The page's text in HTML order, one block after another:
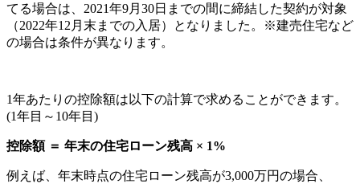
てる場合は、2021年9月30日までの間に締結した契約が対象
（2022年12月末までの入居）となりました。※建売住宅など
の場合は条件が異なります。
1年あたりの控除額は以下の計算で求めることができます。
(1年目～10年目)
控除額 ＝ 年末の住宅ローン残高 × 1%
例えば、年末時点の住宅ローン残高が3,000万円の場合、